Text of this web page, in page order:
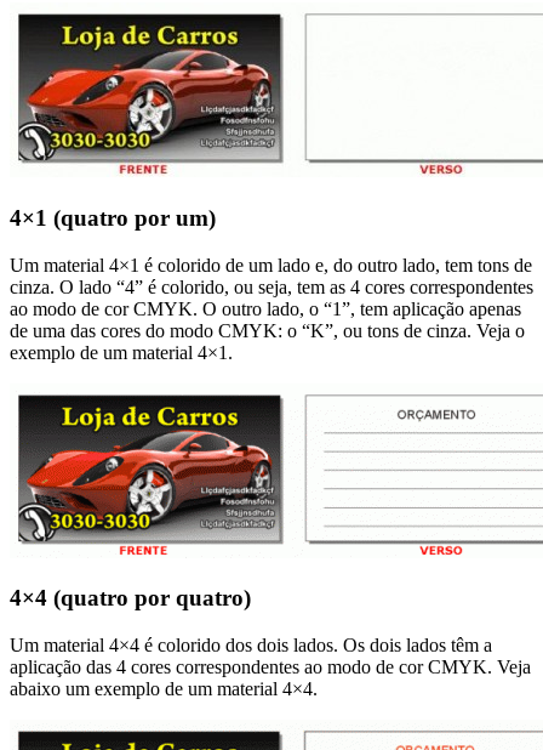
4×1 (quatro por um)
Um material 4×1 é colorido de um lado e, do outro lado, tem tons de
cinza. O lado “4” é colorido, ou seja, tem as 4 cores correspondentes
ao modo de cor CMYK. O outro lado, o “1”, tem aplicação apenas
de uma das cores do modo CMYK: o “K”, ou tons de cinza. Veja o
exemplo de um material 4×1.
4×4 (quatro por quatro)
Um material 4×4 é colorido dos dois lados. Os dois lados têm a
aplicação das 4 cores correspondentes ao modo de cor CMYK. Veja
abaixo um exemplo de um material 4×4.